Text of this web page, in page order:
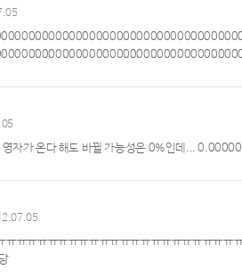
영자가 온다 해도 바뀔 가능성은 0%인데...
ㅠㅠㅠㅠㅠㅠㅠㅠㅠㅠㅠㅠㅠㅠㅠㅠㅠㅠㅠㅠㅠ